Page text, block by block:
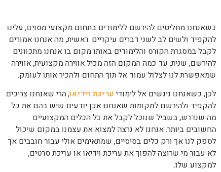
כשאנחנו מחליטים להירשם ללימודים בתחום מקצועי מסוים, עלינו
להקפיד ולשים לב לשני דברים עיקריים. ראשית, מה אנחנו אמורים
לקבל במסגרת הקורס והלימודים באותו מקום בו אנחנו מתכוונים
להירשם, שנית, עד כמה המקום הזה מכיל אווירה מקצועית, אווירה
שמאפשרת לנו לצלול עמוד אל תוך התחום ולהכיר אותו לעומק.
לכן, כשאנחנו ניגשים אל לימודי עריכת וידיאו, הרי שאנחנו צריכים
להקפיד ולהירשם למקומות שאנחנו אכן יודעים שיש בהם את כל
מה שנדרש, בשביל שנוכל לקבל את כל הכלים המקצועיים
החשובים ביותר. אנחנו לא נרצה למצוא את עצמנו במקום שיכול
לספק לנו אך ורק כלים בסיסיים, שמתאימים אולי עבור חובבים אך
לא עבור מי שרוצה להפוך את עריכת וידיאו או עריכת סרטים,
למקצוע שלו.